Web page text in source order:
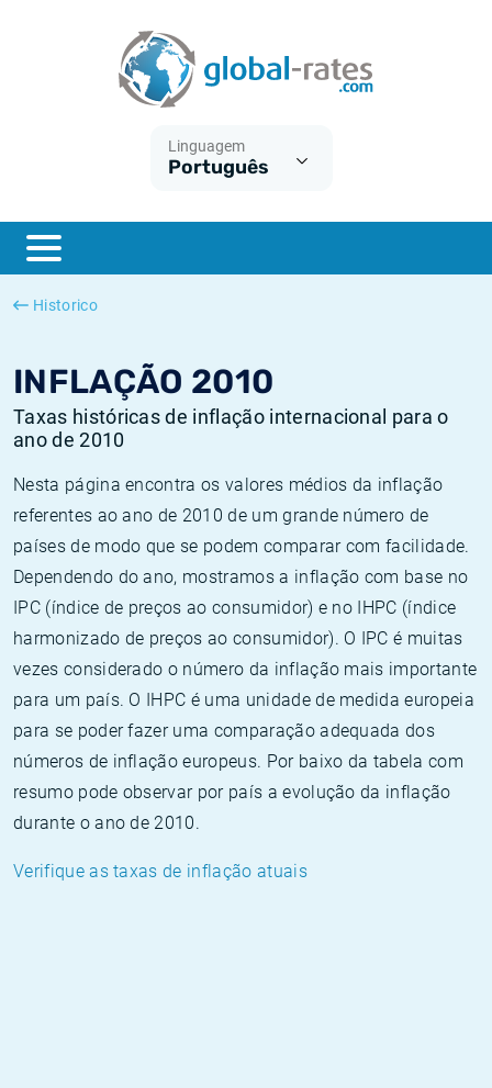
Linguagem
Português
Historico
INFLAÇÃO 2010
Taxas históricas de inflação internacional para o
ano de 2010
Nesta página encontra os valores médios da inflação
referentes ao ano de 2010 de um grande número de
países de modo que se podem comparar com facilidade.
Dependendo do ano, mostramos a inflação com base no
IPC (índice de preços ao consumidor) e no IHPC (índice
harmonizado de preços ao consumidor). O IPC é muitas
vezes considerado o número da inflação mais importante
para um país. O IHPC é uma unidade de medida europeia
para se poder fazer uma comparação adequada dos
números de inflação europeus. Por baixo da tabela com
resumo pode observar por país a evolução da inflação
durante o ano de 2010.
Verifique as taxas de inflação atuais
ESTER
SONIA
O que é a inflação do IPC?
O que é a inflação do IHPC?
Inflação Estados Unidos
Inflação Europa
Taxas Euribor históricas
Taxas ESTER históricas
Taxas SONIA históricas
Taxas TONAR históricas
Calculadora de inflação